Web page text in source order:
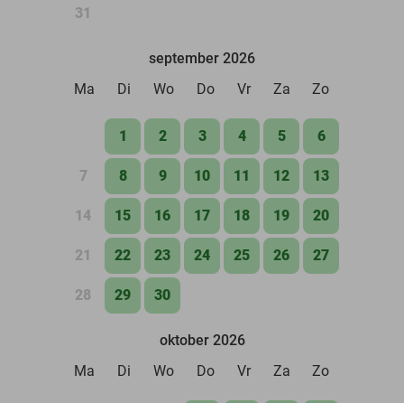
31
september 2026
Ma
Di Wo Do Vr Za Zo
1 2 3 4 5 6
7 8 9 10 11 12 13
14 15 16 17 18 19 20
21 22 23 24 25 26 27
28 29 30
oktober 2026
Ma
Di Wo Do Vr Za Zo